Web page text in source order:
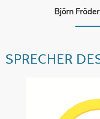
Björn Fröder
SPRECHER